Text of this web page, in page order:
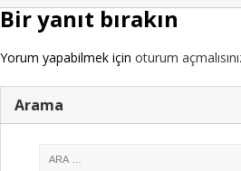
Bir yanıt bırakın
Yorum yapabilmek için oturum
Arama